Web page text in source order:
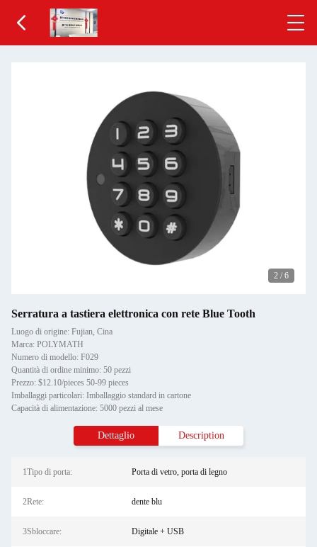
2 / 6
Serratura a tastiera elettronica con rete Blue Tooth
Luogo di origine: Fujian, Cina
Marca: POLYMATH
Numero di modello: F029
Quantità di ordine minimo: 50 pezzi
Prezzo: $12.10/pieces 50-99 pieces
Imballaggi particolari: Imballaggio standard in cartone
Capacità di alimentazione: 5000 pezzi al mese
Dettaglio Description
1Tipo di porta: Porta di vetro, porta di legno
2Rete: dente blu
3Sbloccare: Digitale + USB